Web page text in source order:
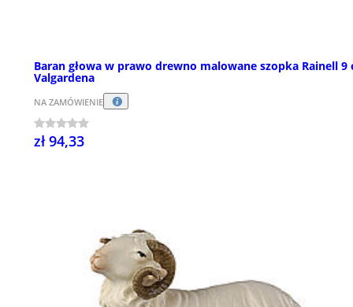
Baran głowa w prawo drewno malowane szopka Rainell 9
Valgardena
NA ZAMÓWIENIE
zł 94,33